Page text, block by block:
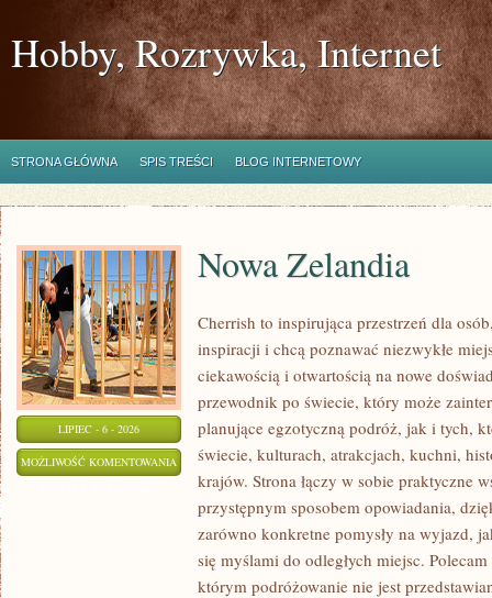
Hobby, Rozrywka, Internet
STRONA GŁÓWNA SPIS TREŚCI BLOG INTERNETOWY
LIPIEC - 6 - 2026
MOŻLIWOŚĆ KOMENTOWANIA NOWA
ZELANDIA
Nowa Zelandia
Cherrish to inspirująca przestrzeń dla
inspiracji i chcą poznawać niezwykłe
ciekawością i otwartością na nowe
przewodnik po świecie, który może
planujące egzotyczną podróż, jak i tych,
świecie, kulturach, atrakcjach, kuchni,
krajów. Strona łączy w sobie praktyczne
przystępnym sposobem opowiadania,
zarówno konkretne pomysły na wyjazd,
się myślami do odległych miejsc.
którym podróżowanie nie jest